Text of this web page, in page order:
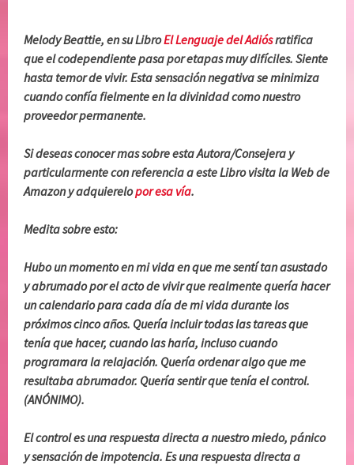
Melody Beattie, en su LibroEl Lenguaje del Adiósratifica
que el codependiente pasa por etapas muy difíciles. Siente
hasta temor de vivir. Esta sensación negativa se minimiza
cuando confía fielmente en la divinidad como nuestro
proveedor permanente.
Si deseas conocer mas sobre esta Autora/Consejera y
particularmente con referencia a este Libro visita la Web de
Amazon y adquierelopor esa vía.
Medita sobre esto:
Hubo un momento en mi vida en que me sentí tan asustado
y abrumado por el acto de vivir que realmente quería hacer
un calendario para cada día de mi vida durante los
próximos cinco años. Quería incluir todas las tareas que
tenía que hacer, cuando las haría, incluso cuando
programara la relajación. Quería ordenar algo que me
resultaba abrumador. Quería sentir que tenía el control.
(ANÓNIMO).
El control es una respuesta directa a nuestro miedo, pánico
y sensación de impotencia. Es una respuesta directa a